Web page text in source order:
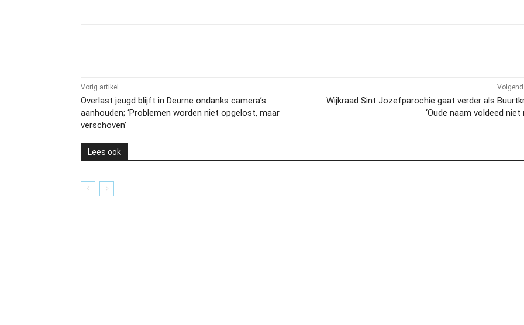
Vorig artikel
Overlast jeugd blijft in Deurne ondanks camera’s
aanhouden; ‘Problemen worden niet opgelost, maar
verschoven’
Wijkraad Sint Jozefparochie gaat verder als
‘Oude naam voldeed niet
Lees ook